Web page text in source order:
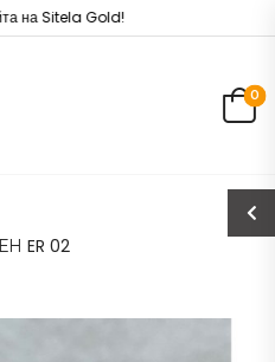
на Sitela Gold!
0
ER 02